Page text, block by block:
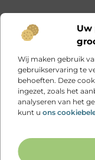
Uw
Wij maken gebruik
gebruikservaring te
behoeften. Deze
ingezet, zoals het
analyseren van het
kunt u ons